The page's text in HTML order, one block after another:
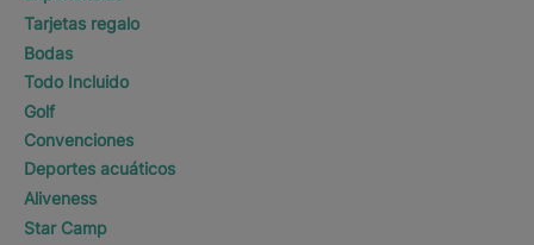
Tarjetas regalo
Bodas
Todo Incluido
Golf
Convenciones
Deportes acuáticos
Aliveness
Star Camp